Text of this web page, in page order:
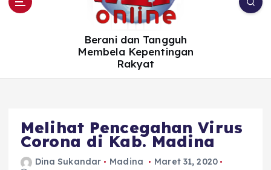
Berani dan Tangguh
Membela Kepentingan
Rakyat
Melihat Pencegahan Virus
Corona di Kab. Madina
Dina Sukandar Madina
Maret 31, 2020